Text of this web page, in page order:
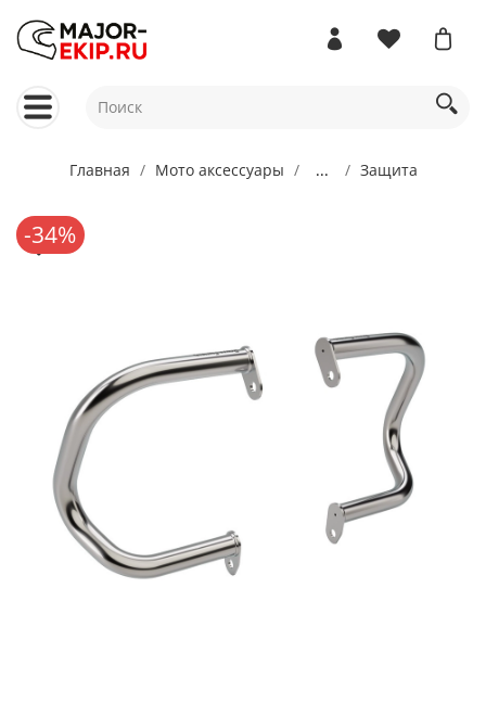
Главная Мото аксессуары ... Защита
-34%